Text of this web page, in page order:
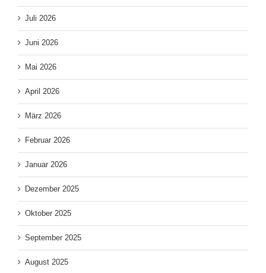
Juli 2026
Juni 2026
Mai 2026
April 2026
März 2026
Februar 2026
Januar 2026
Dezember 2025
Oktober 2025
September 2025
August 2025